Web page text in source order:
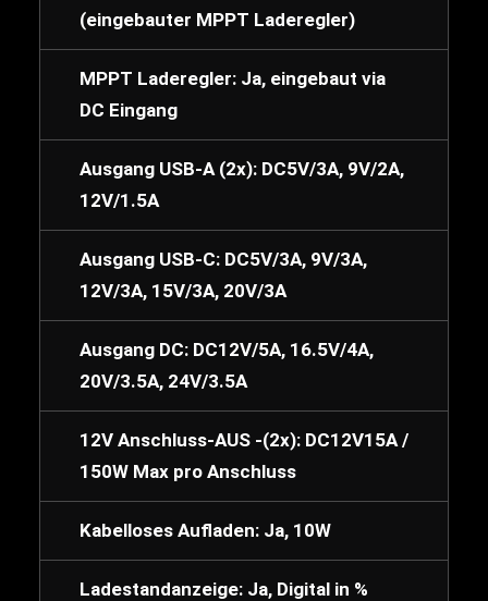
(eingebauter MPPT Laderegler)
MPPT Laderegler: Ja, eingebaut via
DC Eingang
Ausgang USB-A (2x): DC5V/3A, 9V/2A,
12V/1.5A
Ausgang USB-C: DC5V/3A, 9V/3A,
12V/3A, 15V/3A, 20V/3A
Ausgang DC: DC12V/5A, 16.5V/4A,
20V/3.5A, 24V/3.5A
12V Anschluss-AUS -(2x): DC12V15A /
150W Max pro Anschluss
Kabelloses Aufladen: Ja, 10W
Ladestandanzeige: Ja, Digital in %